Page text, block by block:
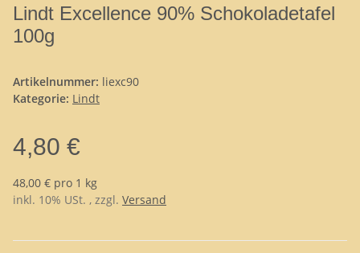
Lindt Excellence 90% Schokoladetafel
100g
Artikelnummer: liexc90
Kategorie: Lindt
4,80 €
48,00 € pro 1 kg
inkl. 10% USt. , zzgl. Versand